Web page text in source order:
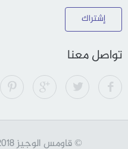
إشتراك
تواصل معنا
© قاومس الوجيز 2018. كل الحقوق محفوظة.